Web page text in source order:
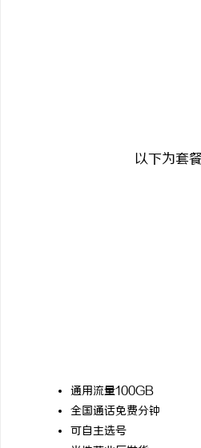
以下为套
通用流量100GB
全国通话免费分钟
可自主选号